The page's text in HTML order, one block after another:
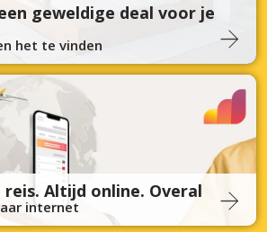
geweldige deal voor je
het te vinden
reis. Altijd online. Overal
internet